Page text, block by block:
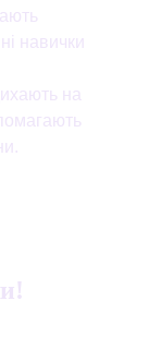
навички
на